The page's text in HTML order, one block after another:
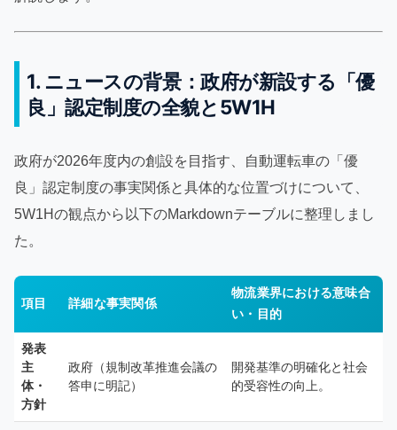
1. ニュースの背景：政府が新設する「優
良」認定制度の全貌と5W1H
政府が2026年度内の創設を目指す、自動運転車の「優
良」認定制度の事実関係と具体的な位置づけについて、
5W1Hの観点から以下のMarkdownテーブルに整理しまし
た。
項目 詳細な事実関係
物流業界における意味合
い・目的
発表
主
体・
方針
政府（規制改革推進会議の
答申に明記）
開発基準の明確化と社会
的受容性の向上。